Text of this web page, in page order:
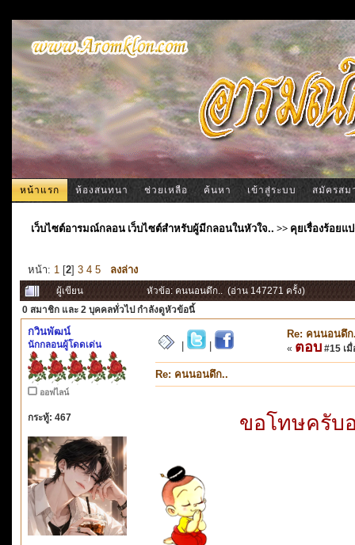
หน้าแรก ห้องสนทนา ช่วยเหลือ ค้นหา เข้าสู่ระบบ สมัครสม
เว็บไซต์อารมณ์กลอน เว็บไซต์สำหรับผู้มีกลอนในหัวใจ.. >> คุยเรื่องร้อย
หน้า: 1 [2] 3 4 5 ลงล่าง
ผู้เขียน
หัวข้อ: คนนอนดึก.. (อ่าน 147271 ครั้ง)
0 สมาชิก และ 2 บุคคลทั่วไป กำลังดูหัวข้อนี้
กวินพัฒน์
นักกลอนผู้โดดเด่น
ออฟไลน์
กระทู้: 467
Re: คนนอนดึ
« ตอบ #15 เมื่
Re: คนนอนดึก..
ขอโทษครับ